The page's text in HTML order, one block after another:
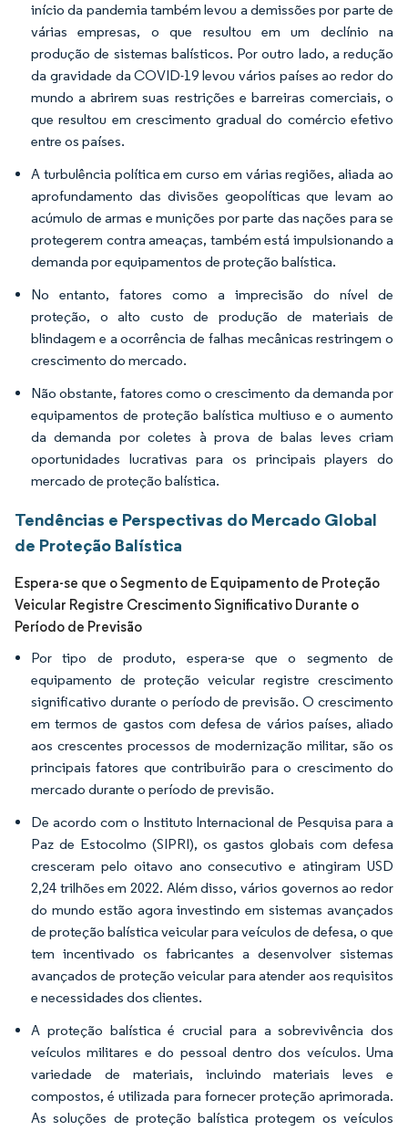
início da pandemia também levou a demissões por parte de
várias empresas, o que resultou em um declínio na
produção de sistemas balísticos. Por outro lado, a redução
da gravidade da COVID-19 levou vários países ao redor do
mundo a abrirem suas restrições e barreiras comerciais, o
que resultou em crescimento gradual do comércio efetivo
entre os países.
A turbulência política em curso em várias regiões, aliada ao
aprofundamento das divisões geopolíticas que levam ao
acúmulo de armas e munições por parte das nações para se
protegerem contra ameaças, também está impulsionando a
demanda por equipamentos de proteção balística.
No entanto, fatores como a imprecisão do nível de
proteção, o alto custo de produção de materiais de
blindagem e a ocorrência de falhas mecânicas restringem o
crescimento do mercado.
Não obstante, fatores como o crescimento da demanda por
equipamentos de proteção balística multiuso e o aumento
da demanda por coletes à prova de balas leves criam
oportunidades lucrativas para os principais players do
mercado de proteção balística.
Tendências e Perspectivas do Mercado Global
de Proteção Balística
Espera-se que o Segmento de Equipamento de Proteção
Veicular Registre Crescimento Significativo Durante o
Período de Previsão
Por tipo de produto, espera-se que o segmento de
equipamento de proteção veicular registre crescimento
significativo durante o período de previsão. O crescimento
em termos de gastos com defesa de vários países, aliado
aos crescentes processos de modernização militar, são os
principais fatores que contribuirão para o crescimento do
mercado durante o período de previsão.
De acordo com o Instituto Internacional de Pesquisa para a
Paz de Estocolmo (SIPRI), os gastos globais com defesa
cresceram pelo oitavo ano consecutivo e atingiram USD
2,24 trilhões em 2022. Além disso, vários governos ao redor
do mundo estão agora investindo em sistemas avançados
de proteção balística veicular para veículos de defesa, o que
tem incentivado os fabricantes a desenvolver sistemas
avançados de proteção veicular para atender aos requisitos
e necessidades dos clientes.
A proteção balística é crucial para a sobrevivência dos
veículos militares e do pessoal dentro dos veículos. Uma
variedade de materiais, incluindo materiais leves e
compostos, é utilizada para fornecer proteção aprimorada.
As soluções de proteção balística protegem os veículos